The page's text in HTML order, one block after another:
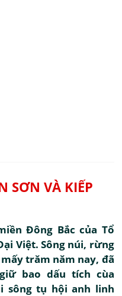
SƠN VÀ KIẾP
Đông Bắc của Tổ
Việt. Sông núi, rừng
trăm năm nay, đã
bao dấu tích cùa
sông tụ hội anh linh